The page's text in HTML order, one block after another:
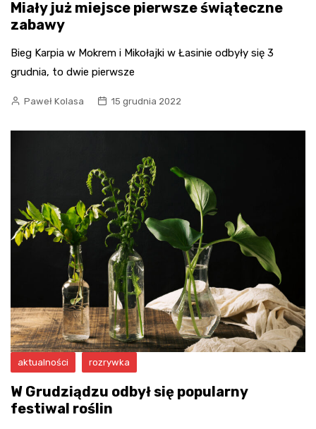
Miały już miejsce pierwsze świąteczne
zabawy
Bieg Karpia w Mokrem i Mikołajki w Łasinie odbyły się 3
grudnia, to dwie pierwsze
Paweł Kolasa 15 grudnia 2022
aktualności rozrywka
W Grudziądzu odbył się popularny
festiwal roślin